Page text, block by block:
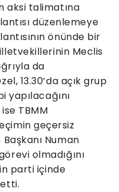
aksi talimatına
düzenlemeye
önünde bir
Meclis
da
13.30’da açık grup
yapılacağını
TBMM
geçersiz
Numan
olmadığını
parti içinde